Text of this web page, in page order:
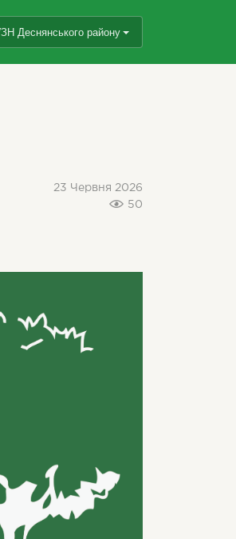
Деснянського району
23 Червня 2026
50